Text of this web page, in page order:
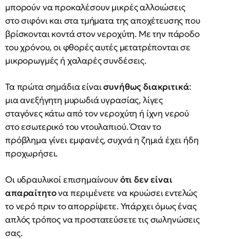
μπορούν να προκαλέσουν μικρές αλλοιώσεις
στο σιφόνι και στα τμήματα της αποχέτευσης που
βρίσκονται κοντά στον νεροχύτη. Με την πάροδο
του χρόνου, οι φθορές αυτές μετατρέπονται σε
μικρορωγμές ή χαλαρές συνδέσεις.
Τα πρώτα σημάδια είναισυνήθως διακριτικά:
μια ανεξήγητη μυρωδιά υγρασίας, λίγες
σταγόνες κάτω από τον νεροχύτη ή ίχνη νερού
στο εσωτερικό του ντουλαπιού. Όταν το
πρόβλημα γίνει εμφανές, συχνά η ζημιά έχει ήδη
προχωρήσει.
Οι υδραυλικοί επισημαίνουνότι δεν είναι
απαραίτητονα περιμένετε να κρυώσει εντελώς
το νερό πριν το απορρίψετε. Υπάρχει όμως ένας
απλός τρόπος να προστατεύσετε τις σωληνώσεις
σας.